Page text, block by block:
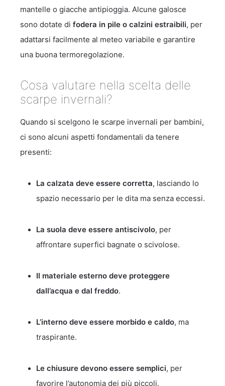
mantelle o giacche antipioggia. Alcune galosce
sono dotate di fodera in pile o calzini estraibili, per
adattarsi facilmente al meteo variabile e garantire
una buona termoregolazione.
Cosa valutare nella scelta delle
scarpe invernali?
Quando si scelgono le scarpe invernali per bambini,
ci sono alcuni aspetti fondamentali da tenere
presenti:
La calzata deve essere corretta, lasciando lo
spazio necessario per le dita ma senza eccessi.
La suola deve essere antiscivolo, per
affrontare superfici bagnate o scivolose.
Il materiale esterno deve proteggere
dall’acqua e dal freddo.
L’interno deve essere morbido e caldo, ma
traspirante.
Le chiusure devono essere semplici, per
favorire l’autonomia dei più piccoli.